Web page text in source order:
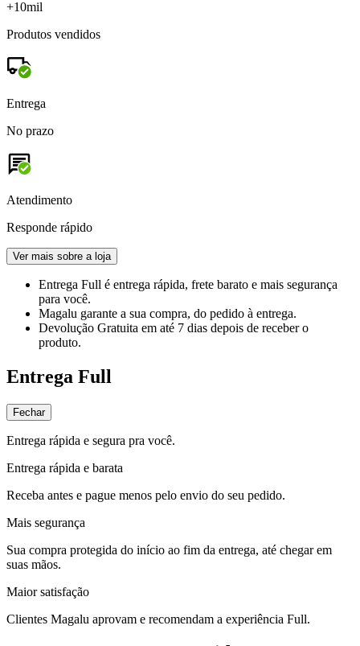
+10mil
Produtos vendidos
Entrega
No prazo
Atendimento
Responde rápido
Ver mais sobre a loja
Entrega Full é entrega rápida, frete barato e mais segurança
para você.
Magalu garante a sua compra, do pedido à entrega.
Devolução Gratuita em até 7 dias depois de receber o
produto.
Entrega Full
Fechar
Entrega rápida e segura pra você.
Entrega rápida e barata
Receba antes e pague menos pelo envio do seu pedido.
Mais segurança
Sua compra protegida do início ao fim da entrega, até chegar em
suas mãos.
Maior satisfação
Clientes Magalu aprovam e recomendam a experiência Full.